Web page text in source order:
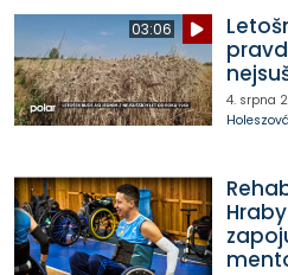
03:06
4. srpna
Holeszová